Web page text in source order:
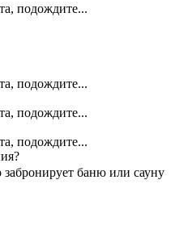
подождите...
подождите...
подождите...
подождите...
забронирует баню или сауну